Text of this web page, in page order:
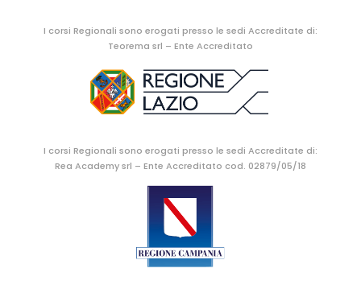
I corsi Regionali sono erogati presso le sedi Accreditate di:
Teorema srl – Ente Accreditato
I corsi Regionali sono erogati presso le sedi Accreditate di:
Rea Academy srl – Ente Accreditato cod. 02879/05/18